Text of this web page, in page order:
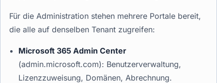
Für die Administration stehen mehrere Portale bereit,
die alle auf denselben Tenant zugreifen:
Microsoft 365 Admin Center
(admin.microsoft.com): Benutzerverwaltung,
Lizenzzuweisung, Domänen, Abrechnung.